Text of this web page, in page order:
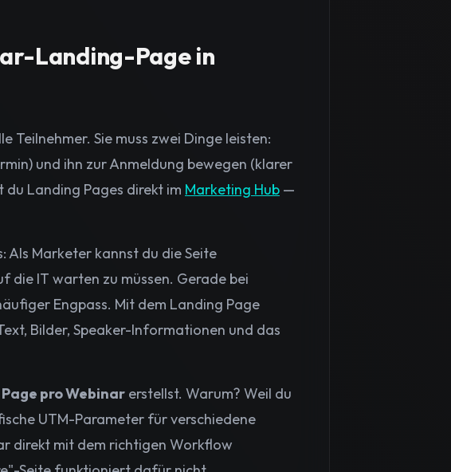
Landing-Page in
Teilnehmer. Sie muss zwei Dinge leisten:
und ihn zur Anmeldung bewegen (klarer
du Landing Pages direkt im Marketing Hub —
Als Marketer kannst du die Seite
die IT warten zu müssen. Gerade bei
Engpass. Mit dem Landing Page
Bilder, Speaker-Informationen und das
pro Webinar erstellst. Warum? Weil du
UTM-Parameter für verschiedene
direkt mit dem richtigen Workflow